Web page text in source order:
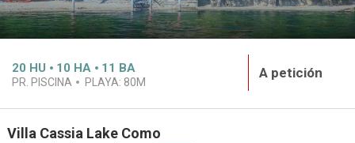
20 HU 10 HA 11 BA
PR. PISCINA PLAYA: 80M
A petición
Villa Cassia Lake Como